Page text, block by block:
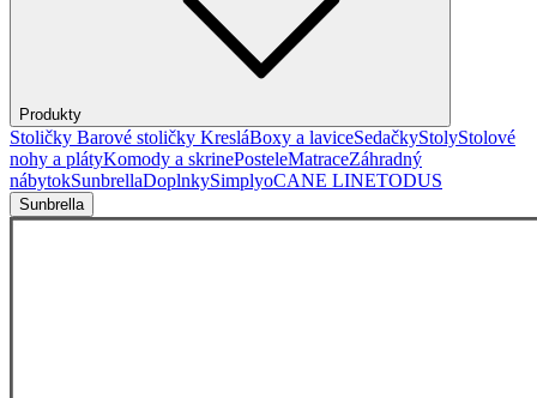
Produkty
Stoličky Barové stoličky KresláBoxy a laviceSedačkyStolyStolové
nohy a plátyKomody a skrinePosteleMatraceZáhradný
nábytokSunbrellaDoplnkySimplyoCANE LINETODUS
Sunbrella